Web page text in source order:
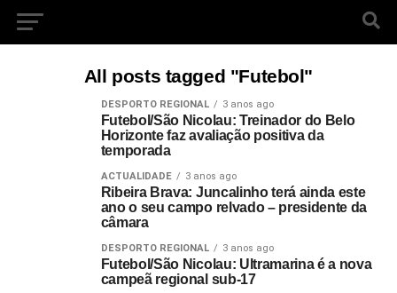
All posts tagged "Futebol"
DESPORTO REGIONAL 3 anos ago
Futebol/São Nicolau: Treinador do Belo
Horizonte faz avaliação positiva da
temporada
ACTUALIDADE 3 anos ago
Ribeira Brava: Juncalinho terá ainda este
ano o seu campo relvado – presidente da
câmara
DESPORTO REGIONAL 3 anos ago
Futebol/São Nicolau: Ultramarina é a nova
campeã regional sub-17